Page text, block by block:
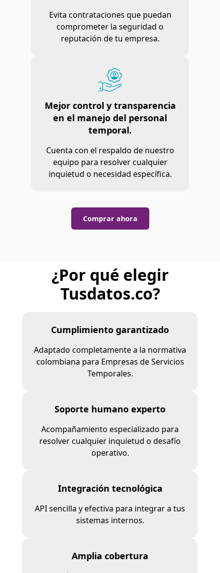
Evita contrataciones que puedan
comprometer la seguridad o
reputación de tu empresa.
Mejor control y transparencia
en el manejo del personal
temporal.
Cuenta con el respaldo de nuestro
equipo para resolver cualquier
inquietud o necesidad específica.
Comprar ahora
¿Por qué elegir
Tusdatos.co?
Cumplimiento garantizado
Adaptado completamente a la normativa
colombiana para Empresas de Servicios
Temporales.
Soporte humano experto
Acompañamiento especializado para
resolver cualquier inquietud o desafío
operativo.
Integración tecnológica
API sencilla y efectiva para integrar a tus
sistemas internos.
Amplia cobertura